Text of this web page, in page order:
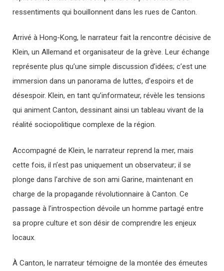
ressentiments qui bouillonnent dans les rues de Canton.
Arrivé à Hong-Kong, le narrateur fait la rencontre décisive de
Klein, un Allemand et organisateur de la grève. Leur échange
représente plus qu’une simple discussion d’idées; c’est une
immersion dans un panorama de luttes, d’espoirs et de
désespoir. Klein, en tant qu’informateur, révèle les tensions
qui animent Canton, dessinant ainsi un tableau vivant de la
réalité sociopolitique complexe de la région.
Accompagné de Klein, le narrateur reprend la mer, mais
cette fois, il n’est pas uniquement un observateur; il se
plonge dans l’archive de son ami Garine, maintenant en
charge de la propagande révolutionnaire à Canton. Ce
passage à l’introspection dévoile un homme partagé entre
sa propre culture et son désir de comprendre les enjeux
locaux.
À Canton, le narrateur témoigne de la montée des émeutes